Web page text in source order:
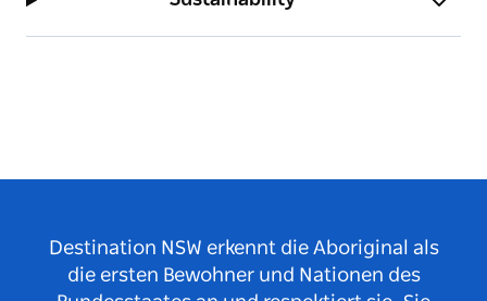
Destination NSW erkennt die Aboriginal als
die ersten Bewohner und Nationen des